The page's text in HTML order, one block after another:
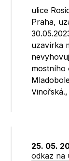
ulice
Praha,
uzavírka
mostního
25. 05.
odkaz na